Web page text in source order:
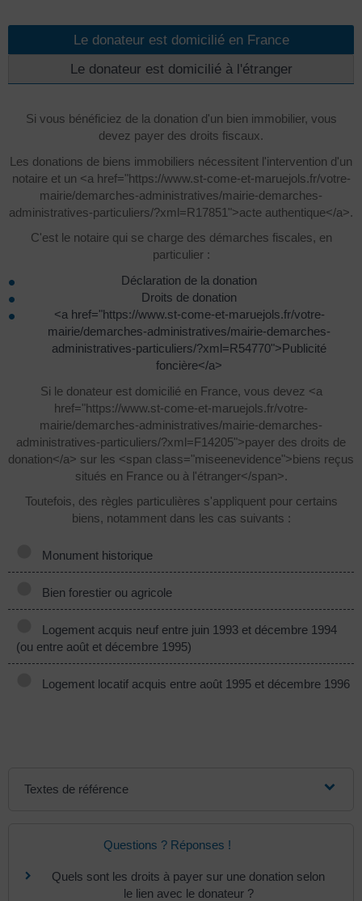
Le donateur est domicilié en France
Le donateur est domicilié à l'étranger
Si vous bénéficiez de la donation d'un bien immobilier, vous
devez payer des droits fiscaux.
Les donations de biens immobiliers nécessitent l'intervention d'un
notaire et un <a href="https://www.st-come-et-maruejols.fr/votre-
mairie/demarches-administratives/mairie-demarches-
administratives-particuliers/?xml=R17851">acte authentique</a>.
C'est le notaire qui se charge des démarches fiscales, en
particulier :
Déclaration de la donation
Droits de donation
<a href="https://www.st-come-et-maruejols.fr/votre-
mairie/demarches-administratives/mairie-demarches-
administratives-particuliers/?xml=R54770">Publicité
foncière</a>
Si le donateur est domicilié en France, vous devez <a
href="https://www.st-come-et-maruejols.fr/votre-
mairie/demarches-administratives/mairie-demarches-
administratives-particuliers/?xml=F14205">payer des droits de
donation</a> sur les <span class="miseenevidence">biens reçus
situés en France ou à l'étranger</span>.
Toutefois, des règles particulières s'appliquent pour certains
biens, notamment dans les cas suivants :
Monument historique
Bien forestier ou agricole
Logement acquis neuf entre juin 1993 et décembre 1994
(ou entre août et décembre 1995)
Logement locatif acquis entre août 1995 et décembre 1996
Textes de référence
Questions ? Réponses !
Quels sont les droits à payer sur une donation selon
le lien avec le donateur ?